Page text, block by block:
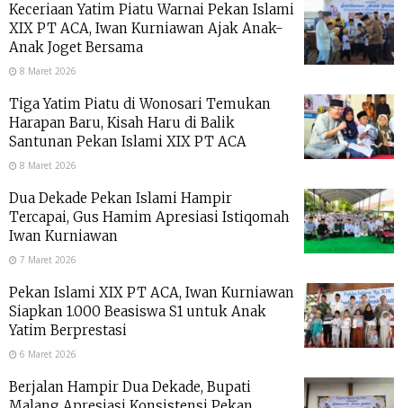
Keceriaan Yatim Piatu Warnai Pekan Islami
XIX PT ACA, Iwan Kurniawan Ajak Anak-
Anak Joget Bersama
8 Maret 2026
Tiga Yatim Piatu di Wonosari Temukan
Harapan Baru, Kisah Haru di Balik
Santunan Pekan Islami XIX PT ACA
8 Maret 2026
Dua Dekade Pekan Islami Hampir
Tercapai, Gus Hamim Apresiasi Istiqomah
Iwan Kurniawan
7 Maret 2026
Pekan Islami XIX PT ACA, Iwan Kurniawan
Siapkan 1.000 Beasiswa S1 untuk Anak
Yatim Berprestasi
6 Maret 2026
Berjalan Hampir Dua Dekade, Bupati